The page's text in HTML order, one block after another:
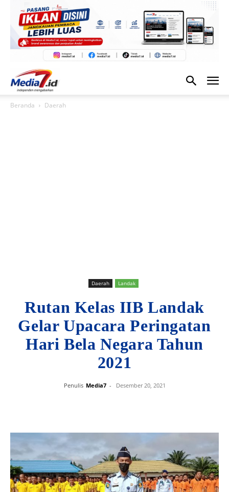
Beranda Daerah
Daerah Landak
Rutan Kelas IIB Landak
Gelar Upacara Peringatan
Hari Bela Negara Tahun
2021
Penulis Media7 - Desember 20, 2021